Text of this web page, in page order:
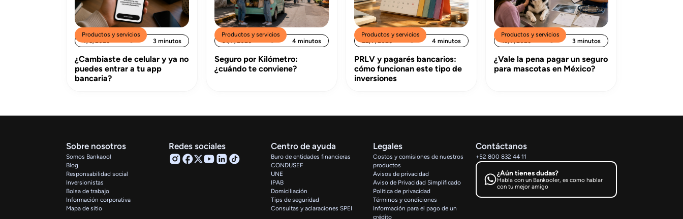
Productos y servicios
3 minutos
¿Cambiaste de celular y ya no
puedes entrar a tu app
bancaria?
Productos y servicios
4 minutos
Seguro por Kilómetro:
¿cuándo te conviene?
Productos y servicios
22/7/2026 4 minutos
PRLV y pagarés bancarios:
cómo funcionan este tipo de
inversiones
Productos y servicios
3 minutos
¿Vale la pena pagar un seguro
para mascotas en México?
Sobre nosotros
Somos Bankaool
Blog
Responsabilidad social
Inversionistas
Bolsa de trabajo
Información corporativa
Mapa de sitio
Redes sociales Centro de ayuda
Buro de entidades financieras
CONDUSEF
UNE
IPAB
Domiciliación
Tips de seguridad
Consultas y aclaraciones SPEI
Legales
Costos y comisiones de nuestros
productos
Avisos de privacidad
Aviso de Privacidad Simplificado
Política de privacidad
Términos y condiciones
Información para el pago de un
crédito
Contáctanos
+52 800 832 44 11
¿Aún tienes dudas?
Habla con un Bankooler, es como hablar
con tu mejor amigo